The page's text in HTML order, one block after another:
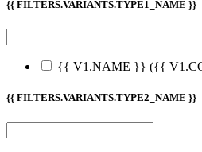
{{ FILTERS.VARIANTS.TYPE1_NAME }}
{{ V1.NAME }} ({{
{{ FILTERS.VARIANTS.TYPE2_NAME }}